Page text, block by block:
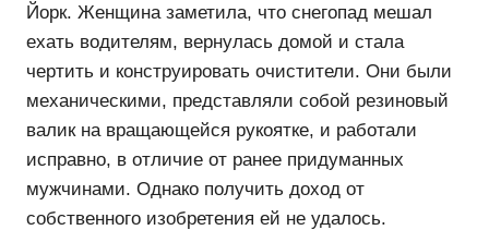
Йорк. Женщина заметила, что снегопад мешал
ехать водителям, вернулась домой и стала
чертить и конструировать очистители. Они были
механическими, представляли собой резиновый
валик на вращающейся рукоятке, и работали
исправно, в отличие от ранее придуманных
мужчинами. Однако получить доход от
собственного изобретения ей не удалось.